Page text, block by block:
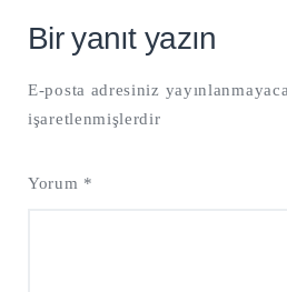
Bir yanıt yazın
E-posta adresiniz
işaretlenmişlerdir
Yorum *